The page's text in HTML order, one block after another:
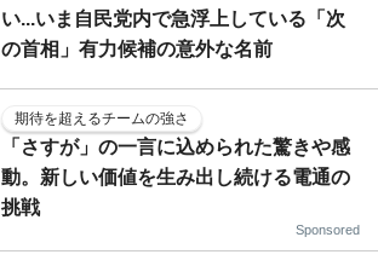
い...いま自民党内で急浮上している「次
の首相」有力候補の意外な名前
期待を超えるチームの強さ
「さすが」の一言に込められた驚きや感
動。新しい価値を生み出し続ける電通の
挑戦
Sponsored